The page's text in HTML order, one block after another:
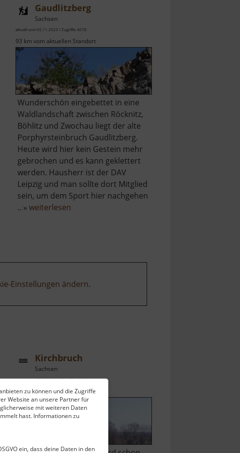
zu können und die Zugriffe
Website an unsere Partner für
mit weiteren Daten
hast. Informationen zu
ein, dass deine Daten in den
Gaudlitzberg
Sachsen
aktuell vom 05.11.2023 / Zugriffe: 4078
93 km vom aktuellen Standort
Wunderschön eingebettet in eine
Waldlandschaft zwischen Röcknitz,
Böhlitz und Zwochau liegt der alte
Porphyrsteinbruch Gaudlitzberg.
Heute wird hier kein Gestein mehr
gebrochen und es kann geklettert
werden. Hausherr ist der DAV
Leipzig und man sollte dort Mitglied
sein, um dem Sport hier nachgehen
.. » weiterlesenüber
Einstellungen ändern.
Kirchbruch
Sachsen
aktuell vom 23.07.2024 / Zugriffe: 4108
85 km vom aktuellen Standort